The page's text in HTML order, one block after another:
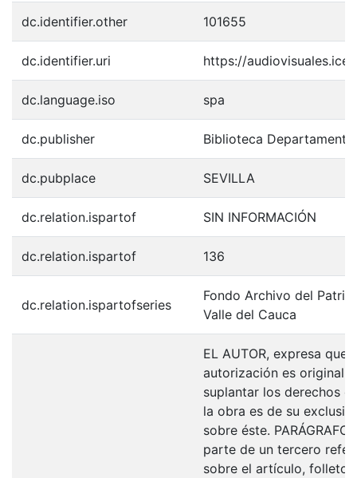
dc.identifier.other 101655
dc.identifier.uri https://
dc.language.iso spa
dc.publisher Biblioteca
dc.pubplace SEVILLA
dc.relation.ispartof SIN INFORMACIÓN
dc.relation.ispartof 136
dc.relation.ispartofseries
Fondo Archivo del
Valle del Cauca
EL AUTOR, expresa
autorización es original
suplantar los derechos
la obra es de su
sobre éste.
parte de un tercero
sobre el artículo, folleto